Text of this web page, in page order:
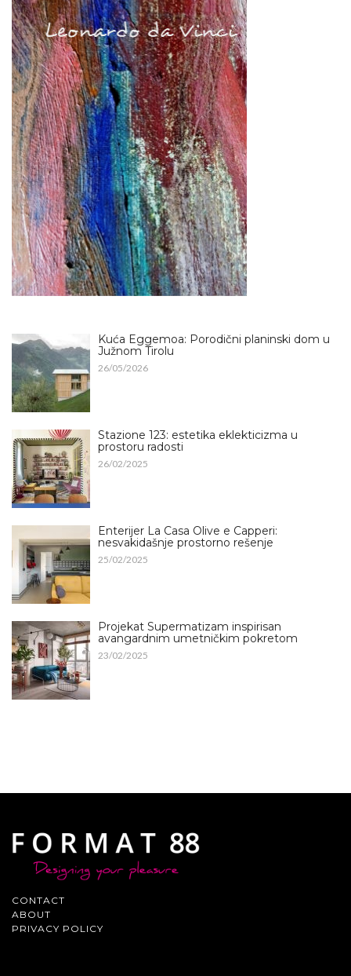
Kuća Eggemoa: Porodični planinski dom u
Južnom Tirolu
26/05/2026
Stazione 123: estetika eklekticizma u
prostoru radosti
26/02/2025
Enterijer La Casa Olive e Capperi:
nesvakidašnje prostorno rešenje
25/02/2025
Projekat Supermatizam inspirisan
avangardnim umetničkim pokretom
23/02/2025
CONTACT
ABOUT
PRIVACY POLICY